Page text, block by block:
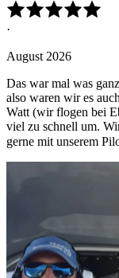
·
August 2026
Das war mal was
also waren wir es
Watt (wir flogen bei
viel zu schnell um.
gerne mit unserem